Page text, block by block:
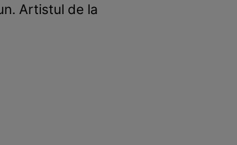
Artistul de la